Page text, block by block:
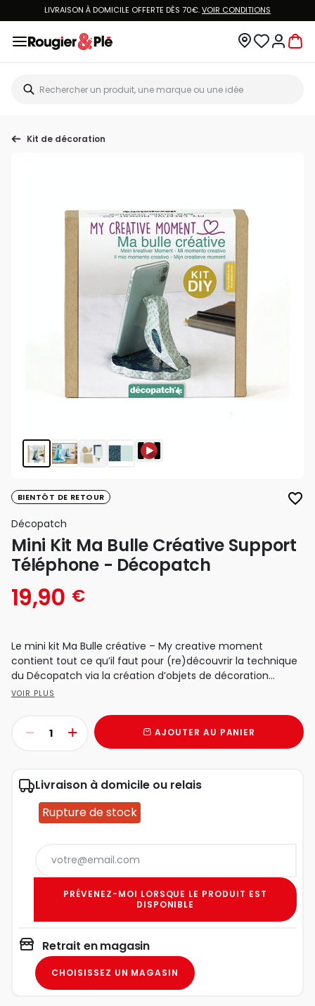
LIVRAISON À DOMICILE OFFERTE DÈS 70€.VOIR CONDITIONS
Kit de décoration
BIENTÔT DE RETOUR favorite_border
Décopatch
Mini Kit Ma Bulle Créative Support
Téléphone - Décopatch
19,90 €
Le mini kit Ma Bulle créative – My creative moment
contient tout ce qu’il faut pour (re)découvrir la technique
du Décopatch via la création d’objets de décoration...
VOIR PLUS
AJOUTER AU PANIER
Livraison à domicile ou relais
Rupture de stock
PRÉVENEZ-MOI LORSQUE LE PRODUIT EST
DISPONIBLE
Retrait en magasin
CHOISISSEZ UN MAGASIN